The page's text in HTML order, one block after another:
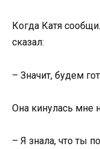
Когда Катя
сказал:
– Значит, будем
Она кинулась мне
– Я знала, что ты